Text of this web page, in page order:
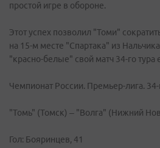
простой игре в обороне.
Этот успех позволил "Томи"
на 15-м месте "Спартака" из
"красно-белые" свой матч 34-го тура
Чемпионат России. Премьер-лига. 34-
"Томь" (Томск) – "Волга" (Нижний
Гол: Бояринцев, 41